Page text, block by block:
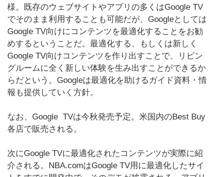
様。既存のウェブサイトやアプリの多くはGoogle TV
でそのまま利用することも可能だが、Googleとしては
Google TV向けにコンテンツを最適化することをお勧
めするということだ。最適化する、もしくは新しく
Google TV向けコンテンツを作り出すことで、リビン
グルームに全く新しい体験を生み出すことができるか
らだという。Googleは最適化を助けるガイド資料・情
報も提供していく方針。
なお、Google TVは今秋発売予定。米国内のBest Buy
各店で販売される。
次にGoogle TVに最適化されたコンテンツが実際に紹
介される。NBA.comはGoogle TV用に最適化したサイ